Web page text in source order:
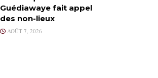
Guédiawaye fait appel
des non-lieux
AOÛT 7, 2026